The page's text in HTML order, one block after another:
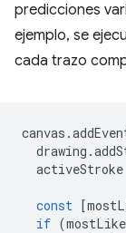
predicciones
ejemplo, se
cada trazo
canvas .
drawing .
activeStroke
const [
if (